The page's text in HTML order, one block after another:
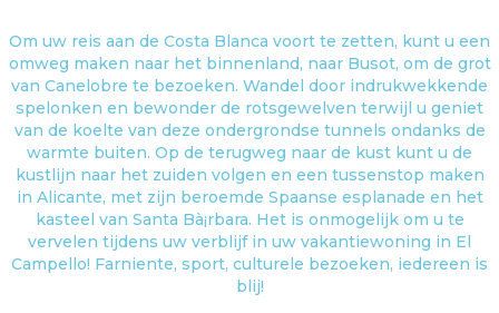
Om uw reis aan de Costa Blanca voort te zetten, kunt u een
omweg maken naar het binnenland, naar Busot, om de grot
van Canelobre te bezoeken. Wandel door indrukwekkende
spelonken en bewonder de rotsgewelven terwijl u geniet
van de koelte van deze ondergrondse tunnels ondanks de
warmte buiten. Op de terugweg naar de kust kunt u de
kustlijn naar het zuiden volgen en een tussenstop maken
in Alicante, met zijn beroemde Spaanse esplanade en het
kasteel van Santa Bà¡rbara. Het is onmogelijk om u te
vervelen tijdens uw verblijf in uw vakantiewoning in El
Campello! Farniente, sport, culturele bezoeken, iedereen is
blij!